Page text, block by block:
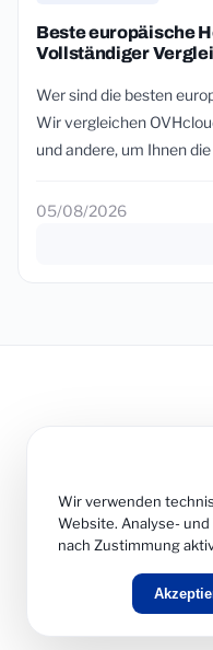
Beste europäische
Vollständiger
Wer sind die besten
Wir vergleichen
und andere, um Ihnen
05/08/2026
Wir verwenden
Website. Analyse-
nach Zustimmung